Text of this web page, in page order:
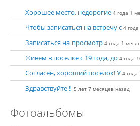
Хорошее место, недорогие 4 года 1
Чтобы записаться на встречу с 4
Записаться на просмотр 4 года 1
Живем в поселке с 19 года, до 4 года
Согласен, хороший посёлок! У 4 года
Здравствуйте ! 5 лет 7 месяцев назад
Фотоальбомы